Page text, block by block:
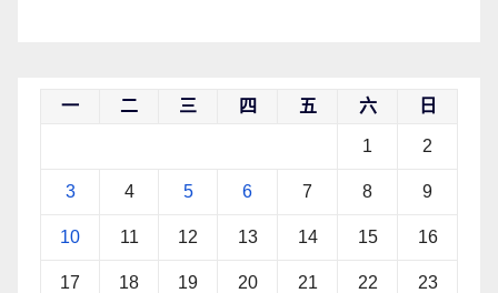
一 二 三 四 五 六 日
1 2
3 4 5 6 7 8 9
10 11 12 13 14 15 16
17 18 19 20 21 22 23